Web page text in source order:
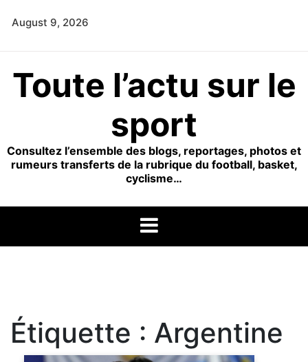
August 9, 2026
Toute l’actu sur le
sport
Consultez l’ensemble des blogs, reportages, photos et
rumeurs transferts de la rubrique du football, basket,
cyclisme…
Étiquette : Argentine